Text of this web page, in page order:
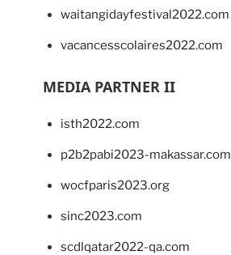
waitangidayfestival2022.com
vacancesscolaires2022.com
MEDIA PARTNER II
isth2022.com
p2b2pabi2023-makassar.com
wocfparis2023.org
sinc2023.com
scdlqatar2022-qa.com